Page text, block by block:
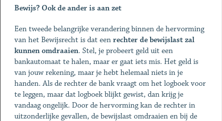
Bewijs? Ook de ander is aan zet
Een tweede belangrijke verandering binnen de hervorming
van het Bewijsrecht is dat een rechter de bewijslast zal
kunnen omdraaien. Stel, je probeert geld uit een
bankautomaat te halen, maar er gaat iets mis. Het geld is
van jouw rekening, maar je hebt helemaal niets in je
handen. Als de rechter de bank vraagt om het logboek voor
te leggen, maar dat logboek blijkt gewist, dan krijg je
vandaag ongelijk. Door de hervorming kan de rechter in
uitzonderlijke gevallen, de bewijslast omdraaien en bij de